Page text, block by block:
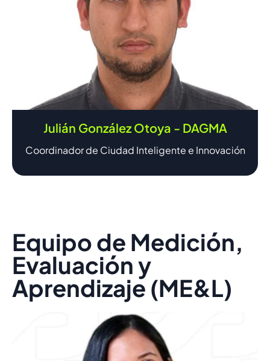
Julián González Otoya - DAGMA
Coordinador de Ciudad Inteligente e Innovación
Equipo de Medición,
Evaluación y
Aprendizaje (ME&L)